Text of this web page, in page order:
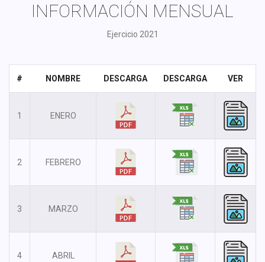
INFORMACIÓN MENSUAL
Ejercicio 2021
# NOMBRE DESCARGA DESCARGA VER
1 ENERO
2 FEBRERO
3 MARZO
4 ABRIL